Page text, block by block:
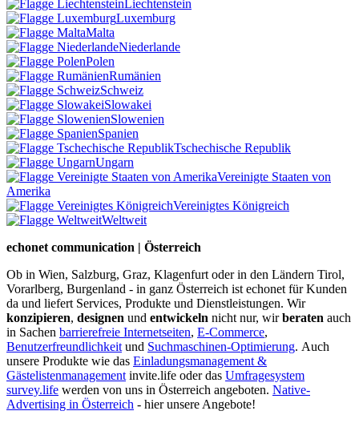
Liechtenstein
Luxemburg
Malta
Niederlande
Polen
Rumänien
Schweiz
Slowakei
Slowenien
Spanien
Tschechische Republik
Ungarn
Vereinigte Staaten von
Amerika
Vereinigtes Königreich
Weltweit
echonet communication | Österreich
Ob in Wien, Salzburg, Graz, Klagenfurt oder in den Ländern Tirol,
Vorarlberg, Burgenland - in ganz Österreich ist echonet für Kunden
da und liefert Services, Produkte und Dienstleistungen. Wir
konzipieren, designen und entwickeln nicht nur, wirberaten auch
in Sachen barrierefreie Internetseiten, E-Commerce,
Benutzerfreundlichkeit und Suchmaschinen-Optimierung. Auch
unsere Produkte wie das Einladungsmanagement &
Gästelistenmanagement invite.life oder das Umfragesystem
survey.life werden von uns in Österreich angeboten. Native-
Advertising in Österreich - hier unsere Angebote!